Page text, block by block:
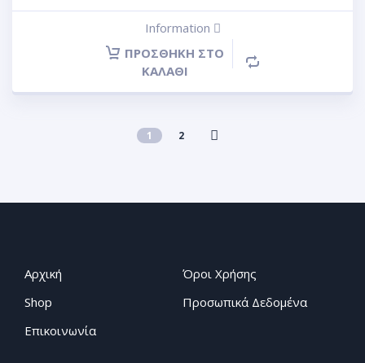
Information
ΠΡΟΣΘΉΚΗ ΣΤΟ
ΚΑΛΆΘΙ
1 2
Αρχική
Shop
Επικοινωνία
Όροι Χρήσης
Προσωπικά Δεδομένα